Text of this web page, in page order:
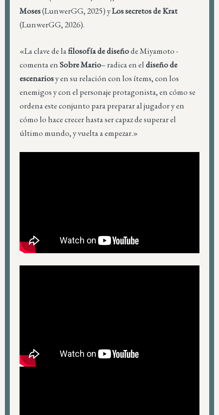
Moses(LunwerGG, 2025) yLos secretos de Krat
(LunwerGG, 2026).
«La clave de lafilosofía de diseñode Miyamoto -
comenta enSobre Mario– radica en eldiseño de
escenariosy en su relación con los ítems, con los
enemigos y con el personaje protagonista, en cómo se
ordena este conjunto para preparar al jugador y en
cómo lo hace crecer hasta ser capaz de superar el
último mundo, y vuelta a empezar.»